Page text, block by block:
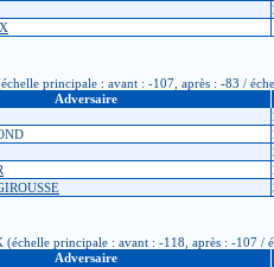
principale : avant : -107, après : -83 /
Adversaire
principale : avant : -118, après : -107 /
Adversaire